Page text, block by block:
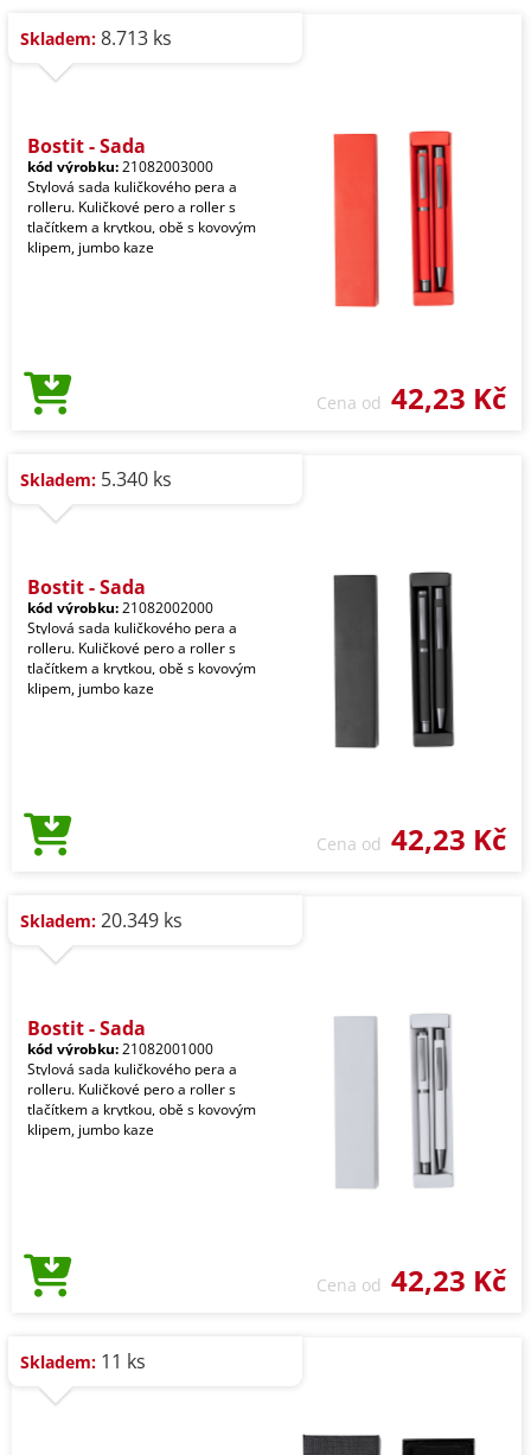
Skladem: 8.713 ks
Bostit - Sada
kód výrobku:21082003000
Stylová sada kuličkového pera a
rolleru. Kuličkové pero a roller s
tlačítkem a krytkou, obě s kovovým
klipem, jumbo kaze
Cena od 42,23 Kč
Skladem: 5.340 ks
Bostit - Sada
kód výrobku:21082002000
Stylová sada kuličkového pera a
rolleru. Kuličkové pero a roller s
tlačítkem a krytkou, obě s kovovým
klipem, jumbo kaze
Cena od 42,23 Kč
Skladem: 20.349 ks
Bostit - Sada
kód výrobku:21082001000
Stylová sada kuličkového pera a
rolleru. Kuličkové pero a roller s
tlačítkem a krytkou, obě s kovovým
klipem, jumbo kaze
Cena od 42,23 Kč
Skladem: 11 ks